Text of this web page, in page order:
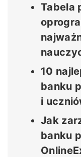
Tabela
10
banku
i
Jak
banku